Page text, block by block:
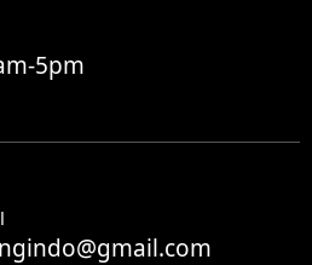
5pm